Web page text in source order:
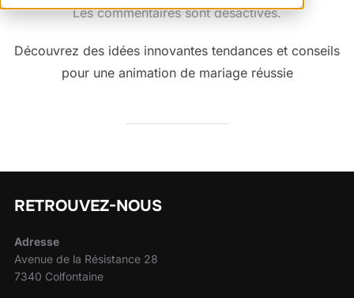
le
Les commentaires sont désactivés.
Découvrez des idées innovantes tendances et conseils
pour une animation de mariage réussie
RETROUVEZ-NOUS
Adresse
Avenue de la Résistance 28
7340 Colfontaine